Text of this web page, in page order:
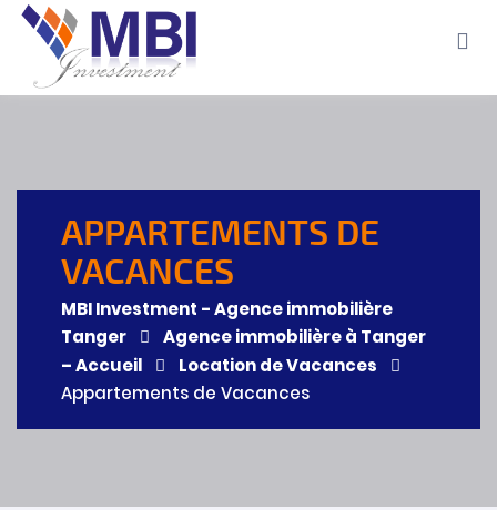
Terrains Location de Vacances Contact
APPARTEMENTS DE
VACANCES
MBI Investment - Agence immobilière
Tanger
Agence immobilière à Tanger
– Accueil
Location de Vacances
Appartements de Vacances